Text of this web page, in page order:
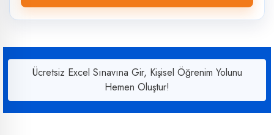
Ücretsiz Excel Sınavına Gir, Kişisel Öğrenim Yolunu
Hemen Oluştur!